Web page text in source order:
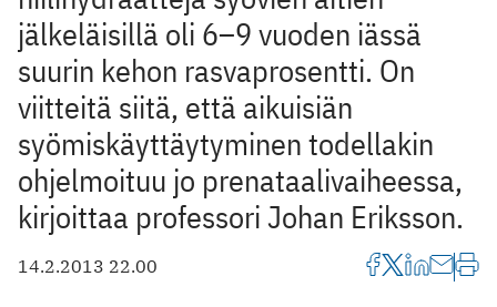
jälkeläisillä oli 6–9 vuoden iässä
suurin kehon rasvaprosentti. On
viitteitä siitä, että aikuisiän
syömiskäyttäytyminen todellakin
ohjelmoituu jo prenataalivaiheessa,
kirjoittaa professori Johan Eriksson.
14.2.2013 22.00